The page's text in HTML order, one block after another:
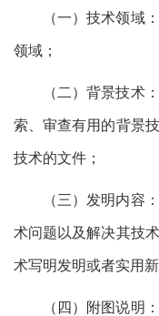
（一）技术领域
领域；
（二）背景技术
索、审查有用的背景
技术的文件；
（三）发明内容
术问题以及解决其技
术写明发明或者实用
（四）附图说明